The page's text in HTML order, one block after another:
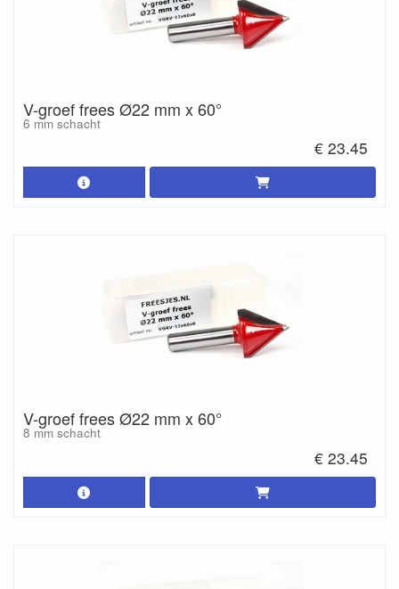
V-groef frees Ø22 mm x 60°
6 mm schacht
€ 23.45
V-groef frees Ø22 mm x 60°
8 mm schacht
€ 23.45